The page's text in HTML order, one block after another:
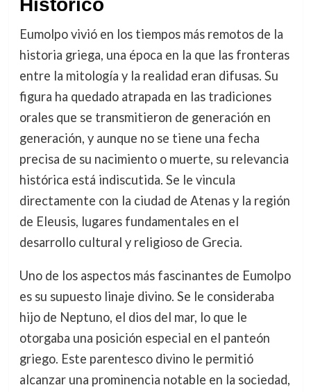
Histórico
Eumolpo vivió en los tiempos más remotos de la
historia griega, una época en la que las fronteras
entre la mitología y la realidad eran difusas. Su
figura ha quedado atrapada en las tradiciones
orales que se transmitieron de generación en
generación, y aunque no se tiene una fecha
precisa de su nacimiento o muerte, su relevancia
histórica está indiscutida. Se le vincula
directamente con la ciudad de Atenas y la región
de Eleusis, lugares fundamentales en el
desarrollo cultural y religioso de Grecia.
Uno de los aspectos más fascinantes de Eumolpo
es su supuesto linaje divino. Se le consideraba
hijo de Neptuno, el dios del mar, lo que le
otorgaba una posición especial en el panteón
griego. Este parentesco divino le permitió
alcanzar una prominencia notable en la sociedad,